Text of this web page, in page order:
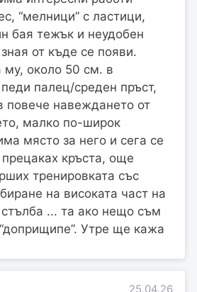
“мелници” с ластици,
бая тежък и неудобен
от къде се появи.
му, около 50 см. в
палец/среден пръст,
повече навеждането от
малко по-широк
място за него и сега се
кръста, още
тренировката със
на високата част на
стълба ... та ако нещо съм
Утре ще кажа